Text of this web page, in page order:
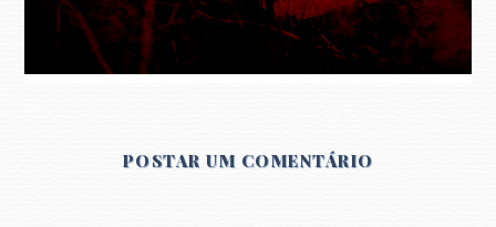
POSTAR UM COMENTÁRIO